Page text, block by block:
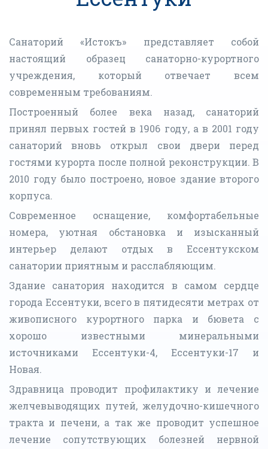
Санаторий «Истокъ» представляет собой
настоящий образец санаторно-курортного
учреждения, который отвечает всем
современным требованиям.
Построенный более века назад, санаторий
принял первых гостей в 1906 году, а в 2001 году
санаторий вновь открыл свои двери перед
гостями курорта после полной реконструкции. В
2010 году было построено, новое здание второго
корпуса.
Современное оснащение, комфортабельные
номера, уютная обстановка и изысканный
интерьер делают отдых в Ессентукском
санатории приятным и расслабляющим.
Здание санатория находится в самом сердце
города Ессентуки, всего в пятидесяти метрах от
живописного курортного парка и бювета с
хорошо известными минеральными
источниками Ессентуки-4, Ессентуки-17 и
Новая.
Здравница проводит профилактику и лечение
желчевыводящих путей, желудочно-кишечного
тракта и печени, а так же проводит успешное
лечение сопутствующих болезней нервной